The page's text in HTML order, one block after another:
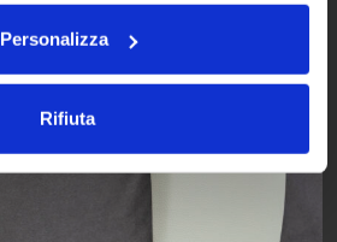
Personalizza
Rifiuta